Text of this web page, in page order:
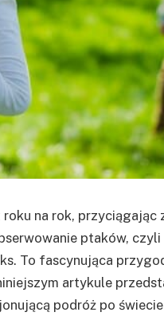
na rok, przyciągając
ptaków,
To fascynująca
artykule
podróż po